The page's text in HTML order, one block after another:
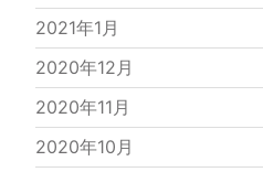
2021年1月
2020年12月
2020年11月
2020年10月